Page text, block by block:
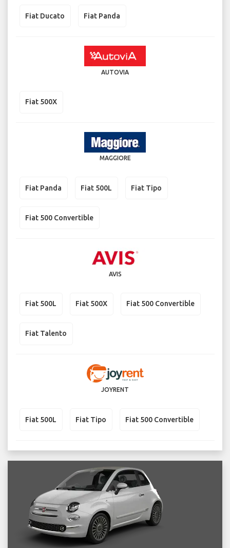
Fiat Ducato Fiat Panda
AUTOVIA
Fiat 500X
MAGGIORE
Fiat Panda Fiat 500L Fiat Tipo
Fiat 500 Convertible
AVIS
Fiat 500L Fiat 500X Fiat 500 Convertible
Fiat Talento
JOYRENT
Fiat 500L Fiat Tipo Fiat 500 Convertible